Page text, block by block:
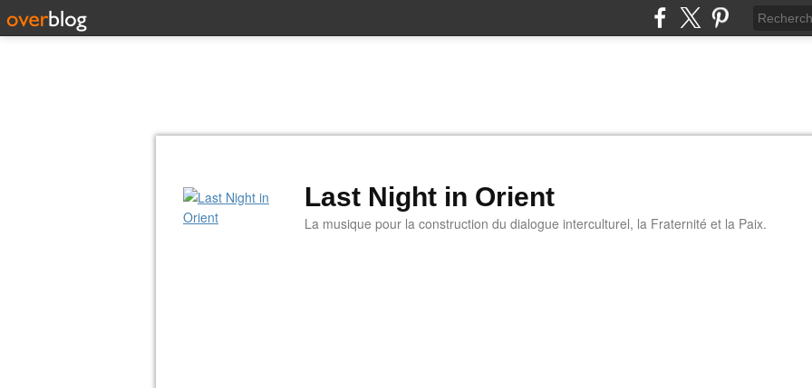
Last Night in Orient
La musique pour la construction du dialogue interculturel, la Fraternité et la Paix.